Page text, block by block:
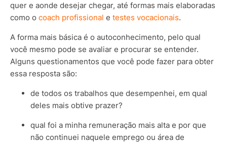
quer e aonde desejar chegar, até formas mais elaboradas
como o coach profissional e testes vocacionais.
A forma mais básica é o autoconhecimento, pelo qual
você mesmo pode se avaliar e procurar se entender.
Alguns questionamentos que você pode fazer para obter
essa resposta são:
de todos os trabalhos que desempenhei, em qual
deles mais obtive prazer?
qual foi a minha remuneração mais alta e por que
não continuei naquele emprego ou área de